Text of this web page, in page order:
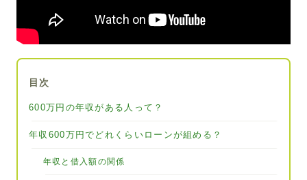
目次
600万円の年収がある人って？
年収600万円でどれくらいローンが組める？
年収と借入額の関係